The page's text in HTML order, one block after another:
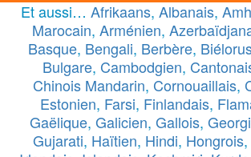
Et aussi… Afrikaans, Albanais,
Marocain, Arménien,
Basque, Bengali, Berbère,
Bulgare, Cambodgien,
Chinois Mandarin, Cornouaillais,
Estonien, Farsi, Finlandais,
Gaëlique, Galicien, Gallois,
Gujarati, Haïtien, Hindi, Hongrois,